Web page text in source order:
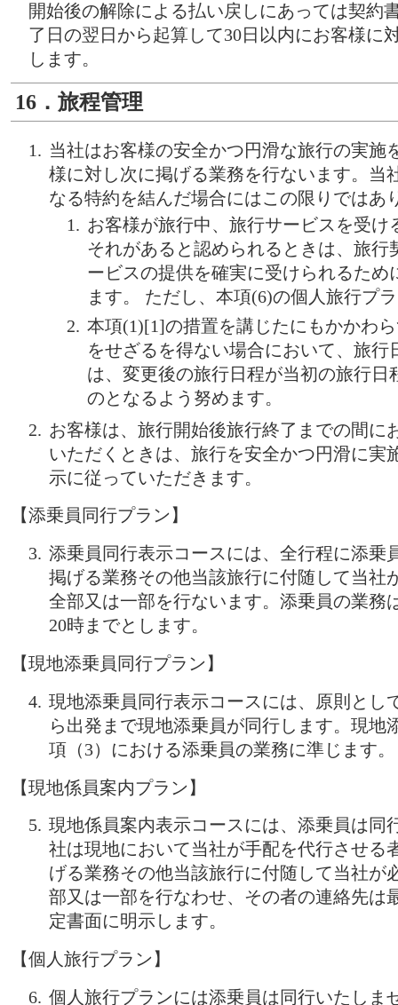
開始後の解除による払い戻しにあっては契約
了日の翌日から起算して30日以内にお客様に
します。
16．旅程管理
当社はお客様の安全かつ円滑な旅行の実施
様に対し次に掲げる業務を行ないます。当
なる特約を結んだ場合にはこの限りではあ
お客様が旅行中、旅行サービスを受け
それがあると認められるときは、旅行
ービスの提供を確実に受けられるため
ます。 ただし、本項(6)の個人旅行プ
本項(1)[1]の措置を講じたにもかかわ
をせざるを得ない場合において、旅行
は、変更後の旅行日程が当初の旅行日
のとなるよう努めます。
お客様は、旅行開始後旅行終了までの間に
いただくときは、旅行を安全かつ円滑に実
示に従っていただきます。
【添乗員同行プラン】
添乗員同行表示コースには、全行程に添乗
掲げる業務その他当該旅行に付随して当社
全部又は一部を行ないます。添乗員の業務
20時までとします。
【現地添乗員同行プラン】
現地添乗員同行表示コースには、原則とし
ら出発まで現地添乗員が同行します。現地
項（3）における添乗員の業務に準じます。
【現地係員案内プラン】
現地係員案内表示コースには、添乗員は同
社は現地において当社が手配を代行させる
げる業務その他当該旅行に付随して当社が
部又は一部を行なわせ、その者の連絡先は
定書面に明示します。
【個人旅行プラン】
個人旅行プランには添乗員は同行いたしま